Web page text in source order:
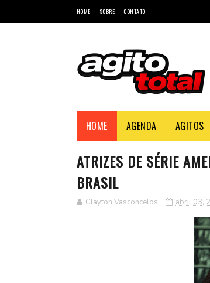
HOME SOBRE CONTATO
HOME AGENDA AGITOS
ATRIZES DE SÉRIE
BRASIL
Clayton Vasconcelos abril 03,